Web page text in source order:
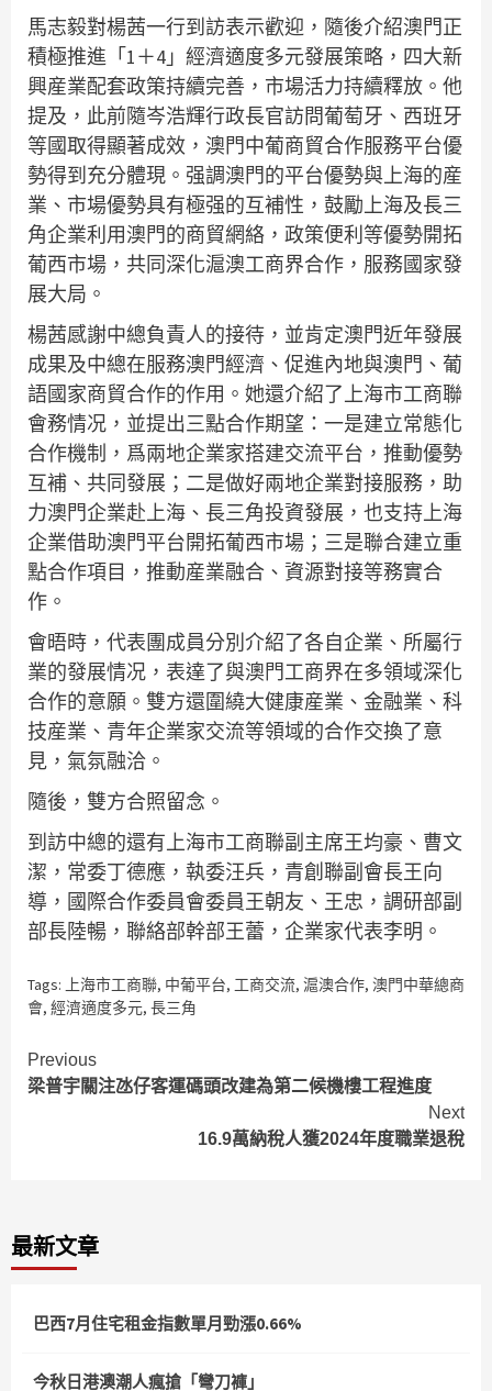
馬志毅對楊茜一行到訪表示歡迎，隨後介紹澳門正
積極推進「1＋4」經濟適度多元發展策略，四大新
興産業配套政策持續完善，市場活力持續釋放。他
提及，此前隨岑浩輝行政長官訪問葡萄牙、西班牙
等國取得顯著成效，澳門中葡商貿合作服務平台優
勢得到充分體現。强調澳門的平台優勢與上海的産
業、市場優勢具有極强的互補性，鼓勵上海及長三
角企業利用澳門的商貿網絡，政策便利等優勢開拓
葡西市場，共同深化滬澳工商界合作，服務國家發
展大局。
楊茜感謝中總負責人的接待，並肯定澳門近年發展
成果及中總在服務澳門經濟、促進內地與澳門、葡
語國家商貿合作的作用。她還介紹了上海市工商聯
會務情况，並提出三點合作期望：一是建立常態化
合作機制，爲兩地企業家搭建交流平台，推動優勢
互補、共同發展；二是做好兩地企業對接服務，助
力澳門企業赴上海、長三角投資發展，也支持上海
企業借助澳門平台開拓葡西市場；三是聯合建立重
點合作項目，推動産業融合、資源對接等務實合
作。
會晤時，代表團成員分別介紹了各自企業、所屬行
業的發展情况，表達了與澳門工商界在多領域深化
合作的意願。雙方還圍繞大健康産業、金融業、科
技産業、青年企業家交流等領域的合作交換了意
見，氣氛融洽。
隨後，雙方合照留念。
到訪中總的還有上海市工商聯副主席王均豪、曹文
潔，常委丁德應，執委汪兵，青創聯副會長王向
導，國際合作委員會委員王朝友、王忠，調研部副
部長陸暢，聯絡部幹部王蕾，企業家代表李明。
Tags: 上海市工商聯, 中葡平台, 工商交流, 滬澳合作, 澳門中華總商
會, 經濟適度多元, 長三角
Continue
Reading
Previous
梁普宇關注氹仔客運碼頭改建為第二候機樓工程進度
Next
16.9萬納稅人獲2024年度職業退稅
最新文章
巴西7月住宅租金指數單月勁漲0.66%
今秋日港澳潮人瘋搶「彎刀褲」